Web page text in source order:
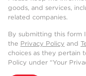
goods, and services,
related companies.
By submitting this form
the Privacy Policy and
choices as they pertain
Policy under “Your